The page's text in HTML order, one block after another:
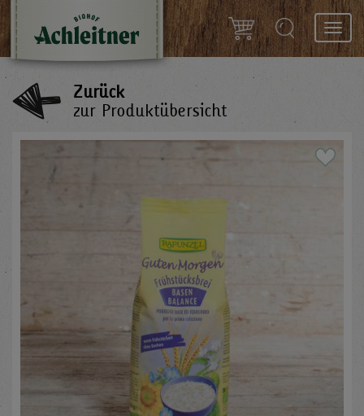
Zurück
zur Produktübersicht